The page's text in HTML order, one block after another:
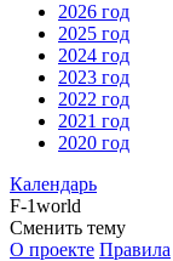
2026 год
2025 год
2024 год
2023 год
2022 год
2021 год
2020 год
Календарь
F-1world
Сменить тему
О проекте Правила